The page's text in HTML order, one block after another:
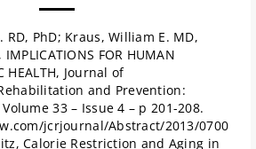
RD, PhD; Kraus, William E. MD,
FOR HUMAN
HEALTH, Journal of
and Prevention:
33 – Issue 4 – p 201-208.
jcrjournal/Abstract/2013/07000/
Calorie Restriction and Aging in